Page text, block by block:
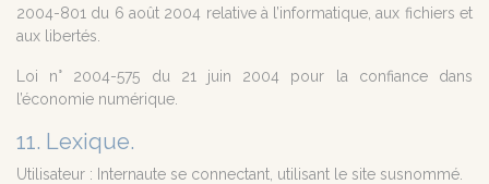
2004-801 du 6 août 2004 relative à l’informatique, aux fichiers et
aux libertés.
Loi n° 2004-575 du 21 juin 2004 pour la confiance dans
l’économie numérique.
11. Lexique.
Utilisateur : Internaute se connectant, utilisant le site susnommé.